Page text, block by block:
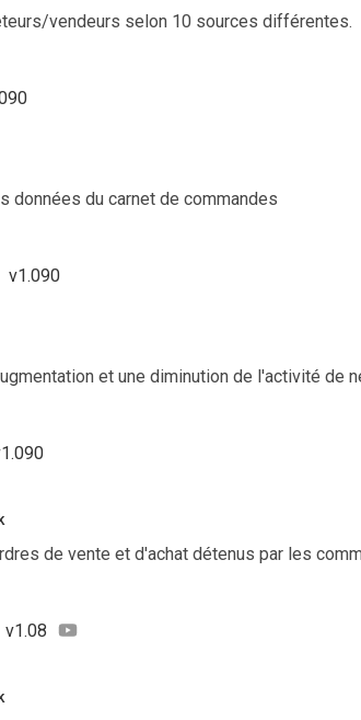
vendeurs selon 10 sources différentes.
données du carnet de commandes
v1.090
et une diminution de l'activité de
de vente et d'achat détenus par les
v1.08